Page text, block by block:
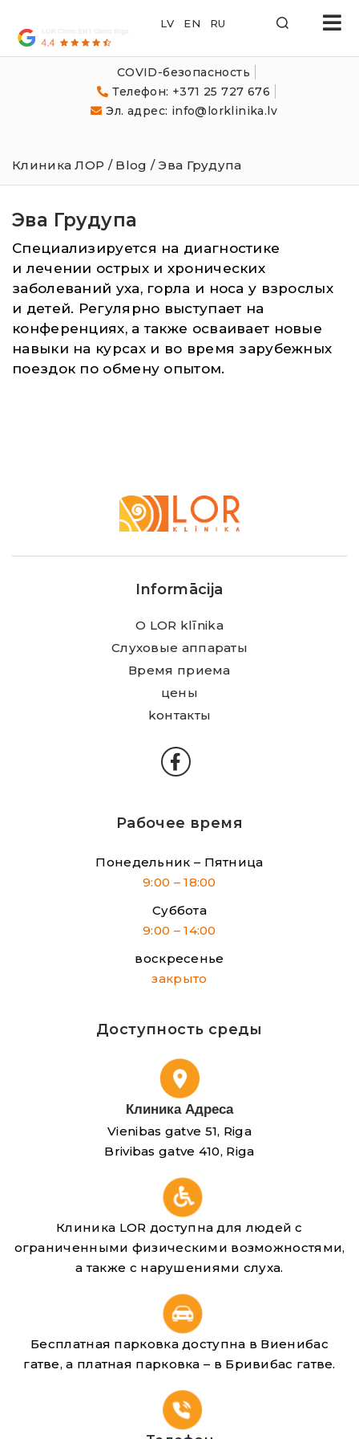
COVID-безопасность
Телефон: +371 25 727 676
Эл. адрес: info@lorklinika.lv
LOR
Klīnika
Клиника ЛОР / Blog / Эва Грудупа
Эва Грудупа
Специализируется на диагностике
и лечении острых и хронических
заболеваний уха, горла и носа у взрослых
и детей. Регулярно выступает на
конференциях, а также осваивает новые
навыки на курсах и во время зарубежных
поездок по обмену опытом.
Klīnika
Informācija
О LOR klīnika
Слуховые аппараты
Время приема
цены
kонтакты
Рабочее время
Понедельник – Пятница
9:00 – 18:00
Суббота
9:00 – 14:00
воскресенье
закрыто
Доступность среды
Клиника Адреса
Vienibas gatve 51, Riga
Brivibas gatve 410, Riga
Клиника LOR доступна для людей с
ограниченными физическими возможностями,
а также с нарушениями слуха.
Бесплатная парковка доступна в Виенибас
гатве, а платная парковка – в Бривибас гатве.